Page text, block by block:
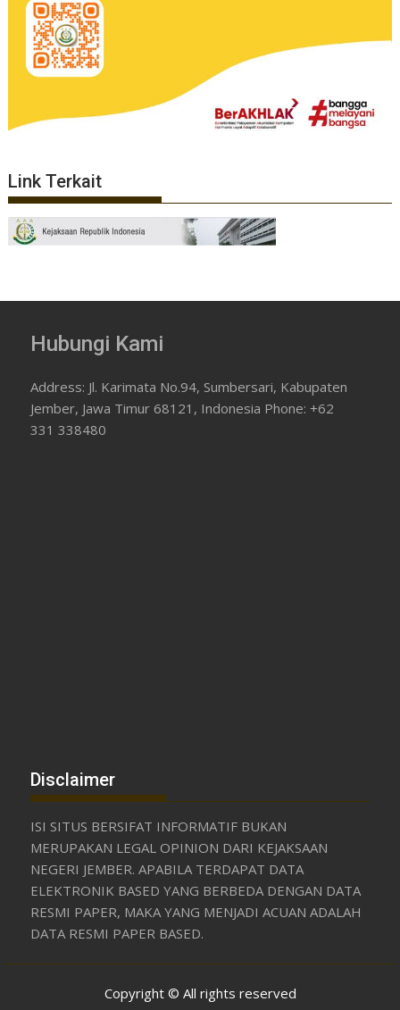
Link Terkait
Hubungi Kami
Address: Jl. Karimata No.94, Sumbersari, Kabupaten
Jember, Jawa Timur 68121, Indonesia Phone: +62
331 338480
Disclaimer
ISI SITUS BERSIFAT INFORMATIF BUKAN
MERUPAKAN LEGAL OPINION DARI KEJAKSAAN
NEGERI JEMBER. APABILA TERDAPAT DATA
ELEKTRONIK BASED YANG BERBEDA DENGAN DATA
RESMI PAPER, MAKA YANG MENJADI ACUAN ADALAH
DATA RESMI PAPER BASED.
Copyright © All rights reserved